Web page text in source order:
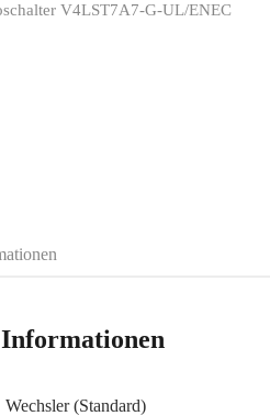
V4LST7A7-G-UL/ENEC
Wechsler (Standard)